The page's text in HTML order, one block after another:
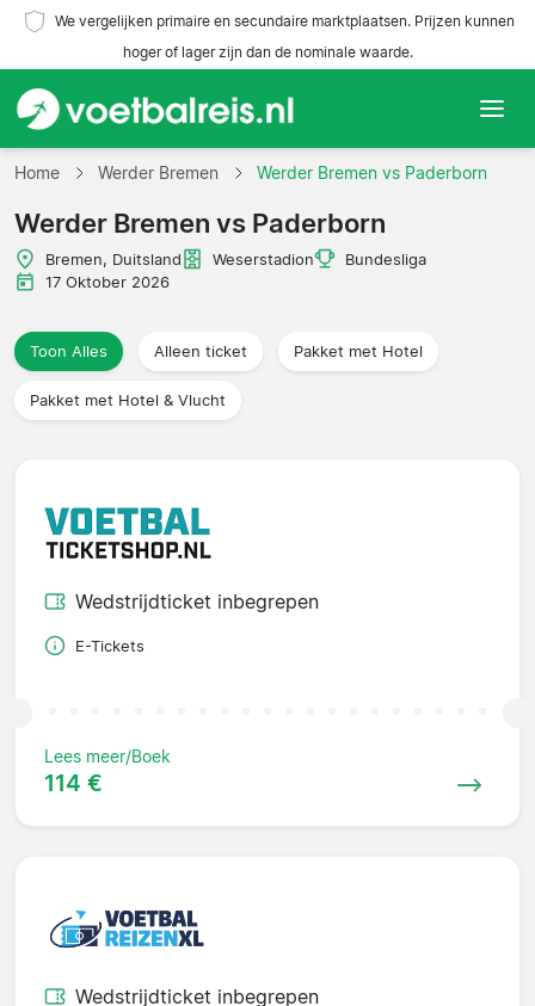
We vergelijken primaire en secundaire marktplaatsen. Prijzen kunnen
hoger of lager zijn dan de nominale waarde.
Home
Teams
Competities
Reisorganisaties
Home Werder Bremen Werder Bremen vs Paderborn
Werder Bremen vs Paderborn
Bremen, Duitsland Weserstadion
Bundesliga
17 Oktober 2026
Toon Alles Alleen ticket Pakket met Hotel
Pakket met Hotel & Vlucht
Wedstrijdticket inbegrepen
E-Tickets
Lees meer/Boek
114 €
Wedstrijdticket inbegrepen